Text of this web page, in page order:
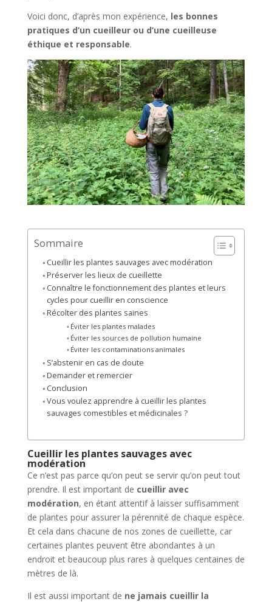
Voici donc, d’après mon expérience, les bonnes
pratiques d’un cueilleur ou d’une cueilleuse
éthique et responsable.
Sommaire
Cueillir les plantes sauvages avec modération
Préserver les lieux de cueillette
Connaître le fonctionnement des plantes et leurs
cycles pour cueillir en conscience
Récolter des plantes saines
Éviter les plantes malades
Éviter les sources de pollution humaine
Éviter les contaminations animales
S’abstenir en cas de doute
Demander et remercier
Conclusion
Vous voulez apprendre à cueillir les plantes
sauvages comestibles et médicinales ?
Cueillir les plantes sauvages avec
modération
Ce n’est pas parce qu’on peut se servir qu’on peut tout
prendre. Il est important de cueillir avec
modération, en étant attentif à laisser suffisamment
de plantes pour assurer la pérennité de chaque espèce.
Et cela dans chacune de nos zones de cueillette, car
certaines plantes peuvent être abondantes à un
endroit et beaucoup plus rares à quelques centaines de
mètres de là.
Il est aussi important de ne jamais cueillir la